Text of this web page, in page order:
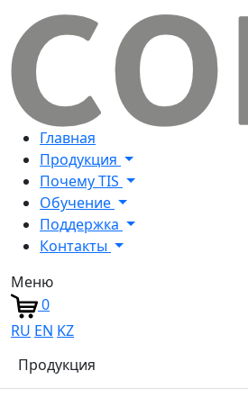
Главная
Продукция
Почему TIS
Обучение
Поддержка
Контакты
Меню
0
RU EN KZ
Продукция